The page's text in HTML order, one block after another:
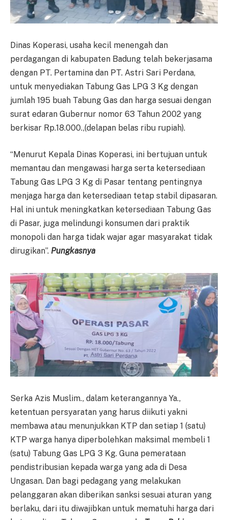
Dinas Koperasi, usaha kecil menengah dan
perdagangan di kabupaten Badung telah bekerjasama
dengan PT. Pertamina dan PT. Astri Sari Perdana,
untuk menyediakan Tabung Gas LPG 3 Kg dengan
jumlah 195 buah Tabung Gas dan harga sesuai dengan
surat edaran Gubernur nomor 63 Tahun 2002 yang
berkisar Rp.18.000.,(delapan belas ribu rupiah).
“Menurut Kepala Dinas Koperasi, ini bertujuan untuk
memantau dan mengawasi harga serta ketersediaan
Tabung Gas LPG 3 Kg di Pasar tentang pentingnya
menjaga harga dan ketersediaan tetap stabil dipasaran.
Hal ini untuk meningkatkan ketersediaan Tabung Gas
di Pasar, juga melindungi konsumen dari praktik
monopoli dan harga tidak wajar agar masyarakat tidak
dirugikan”. Pungkasnya
Serka Azis Muslim., dalam keterangannya Ya.,
ketentuan persyaratan yang harus diikuti yakni
membawa atau menunjukkan KTP dan setiap 1 (satu)
KTP warga hanya diperbolehkan maksimal membeli 1
(satu) Tabung Gas LPG 3 Kg. Guna pemerataan
pendistribusian kepada warga yang ada di Desa
Ungasan. Dan bagi pedagang yang melakukan
pelanggaran akan diberikan sanksi sesuai aturan yang
berlaku, dari itu diwajibkan untuk mematuhi harga dari